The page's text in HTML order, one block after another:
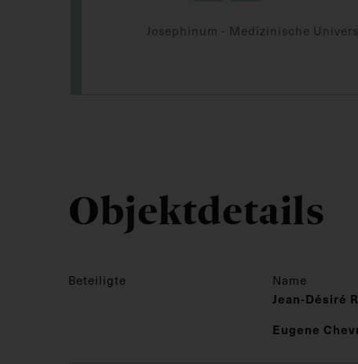
Josephinum - Medizinische
Objektdetails
Beteiligte Name
Jean-Désiré
Eugene